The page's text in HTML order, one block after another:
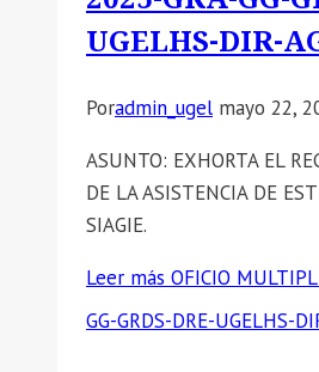
UGELHS-DIR-
Poradmin_ugel mayo 22,
ASUNTO: EXHORTA EL
DE LA ASISTENCIA DE
SIAGIE.
Leer más OFICIO
GG-GRDS-DRE-UGELHS-